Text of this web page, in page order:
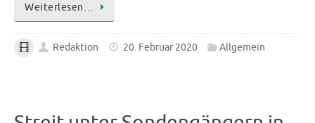
Weiterlesen…
Redaktion 20. Februar 2020 Allgemein